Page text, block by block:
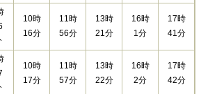
10時
16分
11時
56分
13時
21分
16時
1分
17時
41分
10時
17分
11時
57分
13時
22分
16時
2分
17時
42分